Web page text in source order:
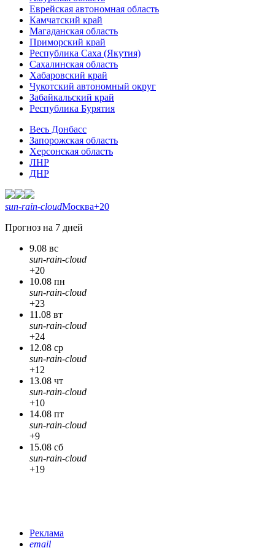
Еврейская автономная область
Камчатский край
Магаданская область
Приморский край
Республика Саха (Якутия)
Сахалинская область
Хабаровский край
Чукотский автономный округ
Забайкальский край
Республика Бурятия
Весь Донбасс
Запорожская область
Херсонская область
ЛНР
ДНР
sun-rain-cloudМосква+20
Прогноз на 7 дней
9.08 вс
sun-rain-cloud
+20
10.08 пн
sun-rain-cloud
+23
11.08 вт
sun-rain-cloud
+24
12.08 ср
sun-rain-cloud
+12
13.08 чт
sun-rain-cloud
+10
14.08 пт
sun-rain-cloud
+9
15.08 сб
sun-rain-cloud
+19
Реклама
email